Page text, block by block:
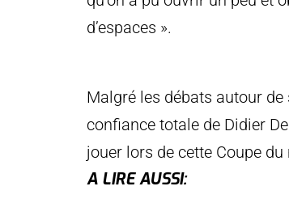
d’espaces ».
Malgré les débats autour
confiance totale de Didier
jouer lors de cette Coupe du
A LIRE AUSSI: